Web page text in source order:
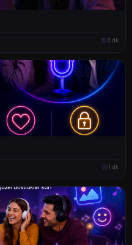
2 dk
1 dk